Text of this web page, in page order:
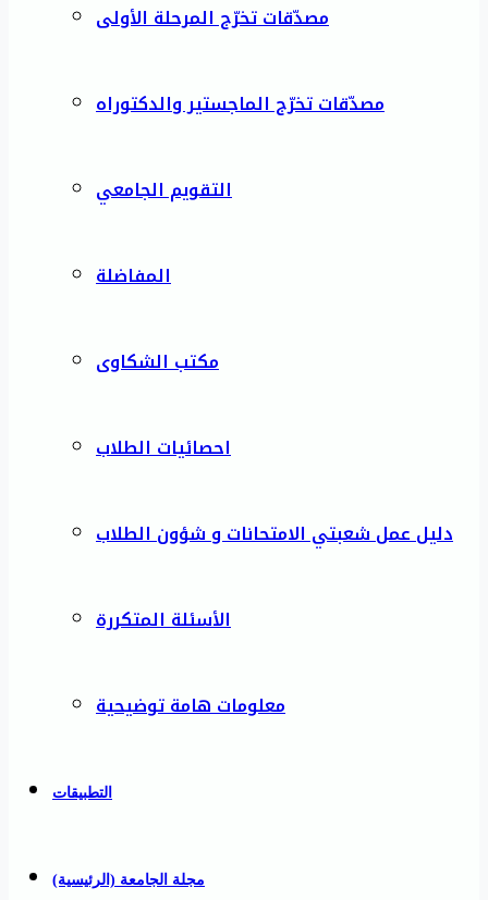
مصدّقات تخرّج المرحلة الأولى
مصدّقات تخرّج الماجستير والدكتوراه
التقويم الجامعي
المفاضلة
مكتب الشكاوى
احصائيات الطلاب
دليل عمل شعبتي الامتحانات و شؤون الطلاب
الأسئلة المتكررة
معلومات هامة توضيحية
التطبيقات
مجلة الجامعة (الرئيسية)